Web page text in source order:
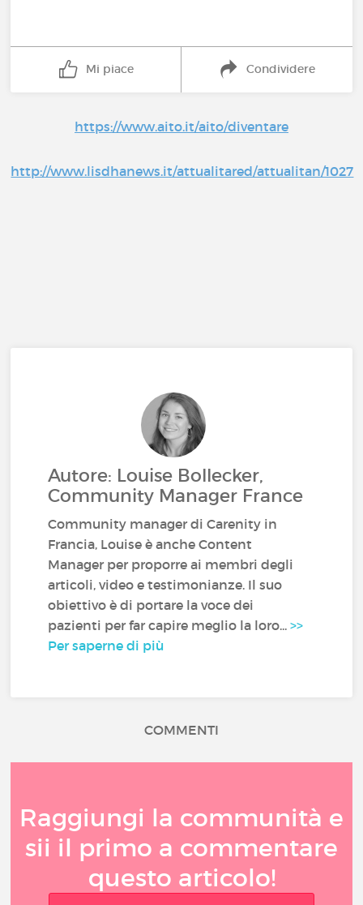
Mi piace Condividere
https://www.aito.it/aito/diventare
http://www.lisdhanews.it/attualitared/attualitan/1027
Autore: Louise Bollecker,
Community Manager France
Community manager di Carenity in
Francia, Louise è anche Content
Manager per proporre ai membri degli
articoli, video e testimonianze. Il suo
obiettivo è di portare la voce dei
pazienti per far capire meglio la loro...>>
Per saperne di più
COMMENTI
Raggiungi la communità e
sii il primo a commentare
questo articolo!